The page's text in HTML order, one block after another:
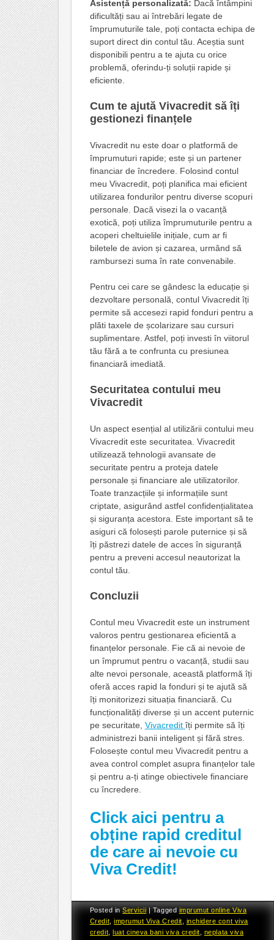
Asistență personalizată: Dacă întâmpini
dificultăți sau ai întrebări legate de
împrumuturile tale, poți contacta echipa de
suport direct din contul tău. Aceștia sunt
disponibili pentru a te ajuta cu orice
problemă, oferindu-ți soluții rapide și
eficiente.
Cum te ajută Vivacredit să îți
gestionezi finanțele
Vivacredit nu este doar o platformă de
împrumuturi rapide; este și un partener
financiar de încredere. Folosind contul
meu Vivacredit, poți planifica mai eficient
utilizarea fondurilor pentru diverse scopuri
personale. Dacă visezi la o vacanță
exotică, poți utiliza împrumuturile pentru a
acoperi cheltuielile inițiale, cum ar fi
biletele de avion și cazarea, urmând să
rambursezi suma în rate convenabile.
Pentru cei care se gândesc la educație și
dezvoltare personală, contul Vivacredit îți
permite să accesezi rapid fonduri pentru a
plăti taxele de școlarizare sau cursuri
suplimentare. Astfel, poți investi în viitorul
tău fără a te confrunta cu presiunea
financiară imediată.
Securitatea contului meu
Vivacredit
Un aspect esențial al utilizării contului meu
Vivacredit este securitatea. Vivacredit
utilizează tehnologii avansate de
securitate pentru a proteja datele
personale și financiare ale utilizatorilor.
Toate tranzacțiile și informațiile sunt
criptate, asigurând astfel confidențialitatea
și siguranța acestora. Este important să te
asiguri că folosești parole puternice și să
îți păstrezi datele de acces în siguranță
pentru a preveni accesul neautorizat la
contul tău.
Concluzii
Contul meu Vivacredit este un instrument
valoros pentru gestionarea eficientă a
finanțelor personale. Fie că ai nevoie de
un împrumut pentru o vacanță, studii sau
alte nevoi personale, această platformă îți
oferă acces rapid la fonduri și te ajută să
îți monitorizezi situația financiară. Cu
funcționalități diverse și un accent puternic
pe securitate, Vivacredit îți permite să îți
administrezi banii inteligent și fără stres.
Folosește contul meu Vivacredit pentru a
avea control complet asupra finanțelor tale
și pentru a-ți atinge obiectivele financiare
cu încredere.
Click aici pentru a
obține rapid creditul
de care ai nevoie cu
Viva Credit!
Posted inServicii |Taggedimprumut online Viva
Credit ,imprumut Viva Credit
inchidere cont viva
credit ,luat cineva bani viva credit
neplata viva